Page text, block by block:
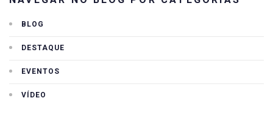
BLOG
DESTAQUE
EVENTOS
VÍDEO